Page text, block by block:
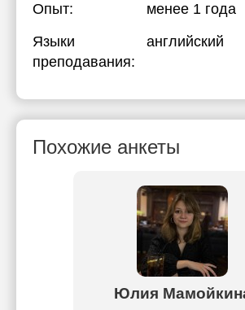
Опыт:
менее 1 года
Языки
преподавания:
английский
Похожие анкеты
Юлия